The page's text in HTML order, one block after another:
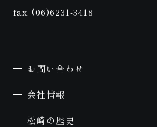
約
fax (06)6231-3418
お問い合わせ
会社情報
松崎の歴史